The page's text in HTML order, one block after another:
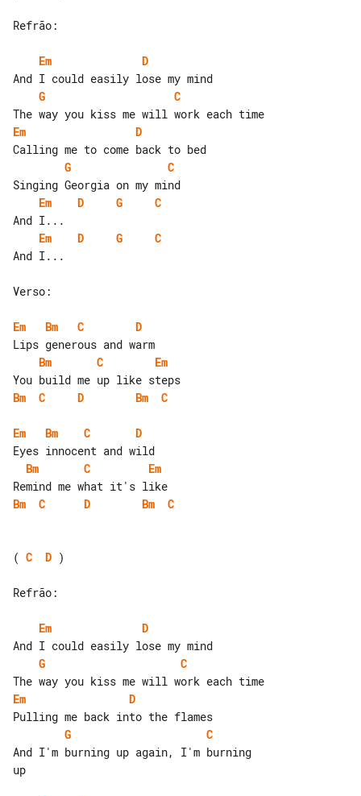
Refrão:
Em
D
G
C
Em
D
G
C
Em
D G
C
Em
D G
C
And I...
Verso:
Em Bm C
D
Bm
C
Em
Bm
C D Bm C
Em Bm C
D
Bm
C
Em
Bm
C D Bm C
( C D )
Refrão:
Em
D
G
C
Em
D
G
C
And I'm burning up again, I'm burning
up